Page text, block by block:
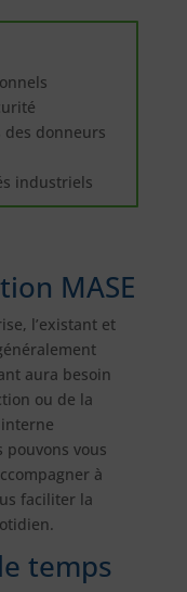
des donneurs
industriels
MASE
l’existant et
aura besoin
ou de la
pouvons vous
à
faciliter la
temps